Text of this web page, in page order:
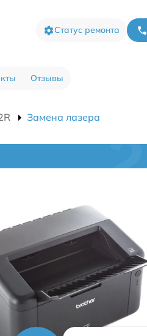
Статус ремонта
Отзывы
Замена лазера